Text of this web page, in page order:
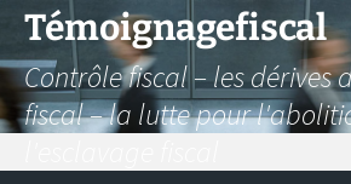
Aller
contenu
Témoignagefiscal
Contrôle fiscal – les dérives
fiscal – la lutte pour